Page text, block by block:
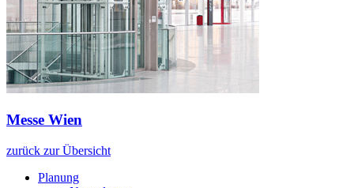
Messe Wien
zurück zur Übersicht
Planung